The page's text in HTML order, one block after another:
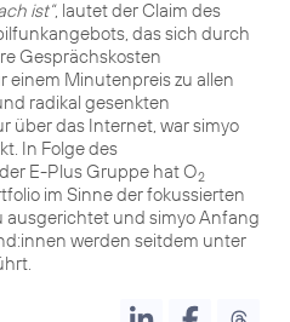
ist“, lautet der Claim des
das sich durch
Gesprächskosten
einem Minutenpreis zu allen
radikal gesenkten
über das Internet, war simyo
In Folge des
E-Plus Gruppe hat O2
im Sinne der fokussierten
und simyo Anfang
werden seitdem unter